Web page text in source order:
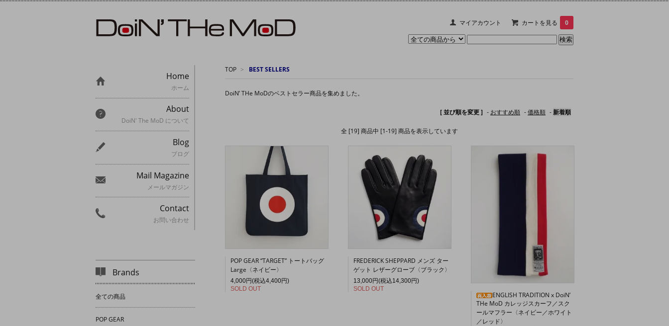
マイアカウント カートを見る 0
TOP > BEST SELLERS
DoiN’ THe MoDのベストセラー商品を集めました。
[ 並び順を変更 ] - おすすめ順 -価格順 -新着順
全 [19] 商品中 [1-19] 商品を表示しています
POP GEAR “TARGET” トートバッグ
Large〈ネイビー〉
4,000円(税込4,400円)
SOLD OUT
FREDERICK SHEPPARD メンズ ター
ゲット レザーグローブ〈ブラック〉
13,000円(税込14,300円)
SOLD OUT
ENGLISH TRADITION x DoiN’
THe MoD カレッジスカーフ／スク
ールマフラー〈ネイビー／ホワイト
／レッド〉
Home
ホーム
About
DoiN' The MoD について
Blog
ブログ
Mail Magazine
メールマガジン
Contact
お問い合わせ
Brands
全ての商品
POP GEAR